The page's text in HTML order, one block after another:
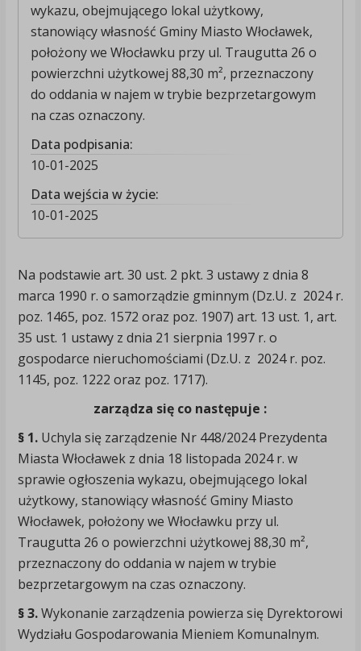
wykazu, obejmującego lokal użytkowy,
stanowiący własność Gminy Miasto Włocławek,
położony we Włocławku przy ul. Traugutta 26 o
powierzchni użytkowej 88,30 m², przeznaczony
do oddania w najem w trybie bezprzetargowym
na czas oznaczony.
Data podpisania:
10-01-2025
Data wejścia w życie:
10-01-2025
Na podstawie art. 30 ust. 2 pkt. 3 ustawy z dnia 8
marca 1990 r. o samorządzie gminnym (Dz.U. z 2024 r.
poz. 1465, poz. 1572 oraz poz. 1907) art. 13 ust. 1, art.
35 ust. 1 ustawy z dnia 21 sierpnia 1997 r. o
gospodarce nieruchomościami (Dz.U. z 2024 r. poz.
1145, poz. 1222 oraz poz. 1717).
zarządza się co następuje :
§ 1. Uchyla się zarządzenie Nr 448/2024 Prezydenta
Miasta Włocławek z dnia 18 listopada 2024 r. w
sprawie ogłoszenia wykazu, obejmującego lokal
użytkowy, stanowiący własność Gminy Miasto
Włocławek, położony we Włocławku przy ul.
Traugutta 26 o powierzchni użytkowej 88,30 m²,
przeznaczony do oddania w najem w trybie
bezprzetargowym na czas oznaczony.
§ 3.Wykonanie zarządzenia powierza się Dyrektorowi
Wydziału Gospodarowania Mieniem Komunalnym.